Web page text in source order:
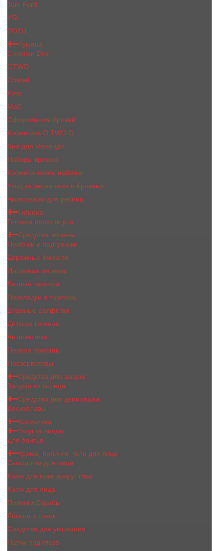
Tom Ford
YSL
ZOZU
Румяна
Christian Dior
OTWO
Сhanеl
Kylie
MaC
Оформление бровей
Косметика O.TWO.O
Хна для Мехенди
Наборы кремов
Косметические наборы
Уход за ресницами и бровями
Аксессуары для ресниц
Гигиена
Гигиена полости рта
Средства гигиены
Пелёнки и подгузники
Дорожные ёмкости
Интимная гигиена
Ватные палочки
Прокладки и тампоны
Влажные салфетки
Детская гигиена
Антисептики
Первая помощь
Презервативы
Средства для загара
Защита от солнца
Средства для депиляции
Воскоплавы
Косметика
Уход за лицом
Для бритья
Крема, пилинги, гели для лица
Сыворотки для лица
Крем для кожи вокруг глаз
Крем для лица
Пилинги,Скрабы
Лосьон и тоник
Средства для умывания
Патчи под глаза